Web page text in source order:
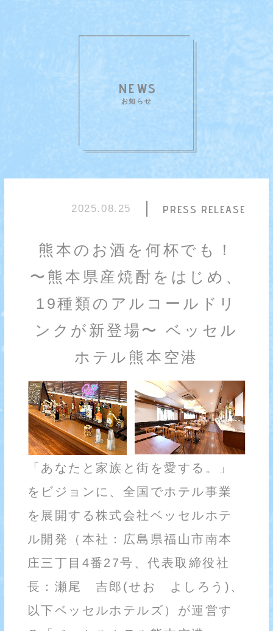
お知らせ
2025.08.25 PRESS RELEASE
熊本のお酒を何杯でも！
〜熊本県産焼酎をはじめ、
19種類のアルコールドリ
ンクが新登場〜 ベッセル
ホテル熊本空港
「あなたと家族と街を愛する。」
をビジョンに、全国でホテル事業
を展開する株式会社ベッセルホテ
ル開発（本社：広島県福山市南本
庄三丁目4番27号、代表取締役社
長：瀬尾 吉郎(せお よしろう)、
以下ベッセルホテルズ）が運営す